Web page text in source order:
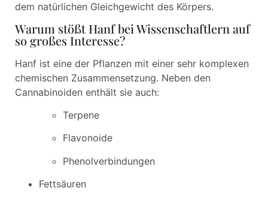
dem natürlichen Gleichgewicht des Körpers.
Warum stößt Hanf bei Wissenschaftlern auf
so großes Interesse?
Hanf ist eine der Pflanzen mit einer sehr komplexen
chemischen Zusammensetzung. Neben den
Cannabinoiden enthält sie auch:
Terpene
Flavonoide
Phenolverbindungen
Fettsäuren